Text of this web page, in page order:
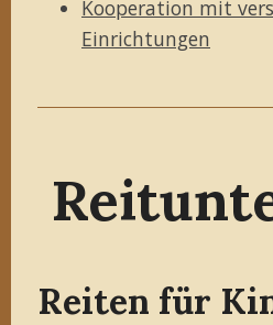
Kooperation mit
Einrichtungen
Reiten für